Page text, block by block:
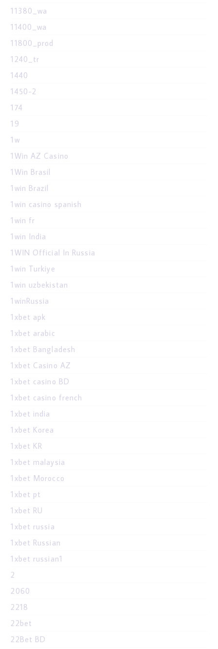
11380_wa
11400_wa
11800_prod
1240_tr
1440
1450-2
174
19
1w
1Win AZ Casino
1Win Brasil
1win Brazil
1win casino spanish
1win fr
1win India
1WIN Official In Russia
1win Turkiye
1win uzbekistan
1winRussia
1xbet apk
1xbet arabic
1xbet Bangladesh
1xbet Casino AZ
1xbet casino BD
1xbet casino french
1xbet india
1xbet Korea
1xbet KR
1xbet malaysia
1xbet Morocco
1xbet pt
1xbet RU
1xbet russia
1xbet Russian
1xbet russian1
2
2060
2218
22bet
22Bet BD